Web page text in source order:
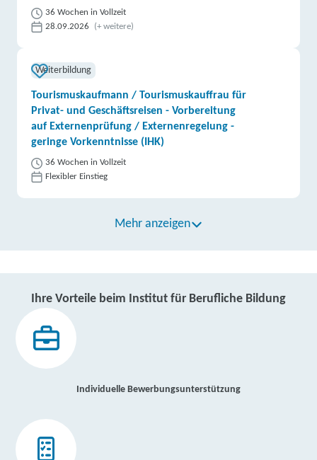
36 Wochen in Vollzeit
28.09.2026
(+ weitere)
Weiterbildung
Tourismuskaufmann / Tourismuskauffrau für
Privat- und Geschäftsreisen - Vorbereitung
auf Externenprüfung / Externenregelung -
geringe Vorkenntnisse (IHK)
36 Wochen in Vollzeit
Flexibler Einstieg
Mehr anzeigen
Ihre Vorteile beim Institut für Berufliche Bildung
Individuelle Bewerbungsunterstützung